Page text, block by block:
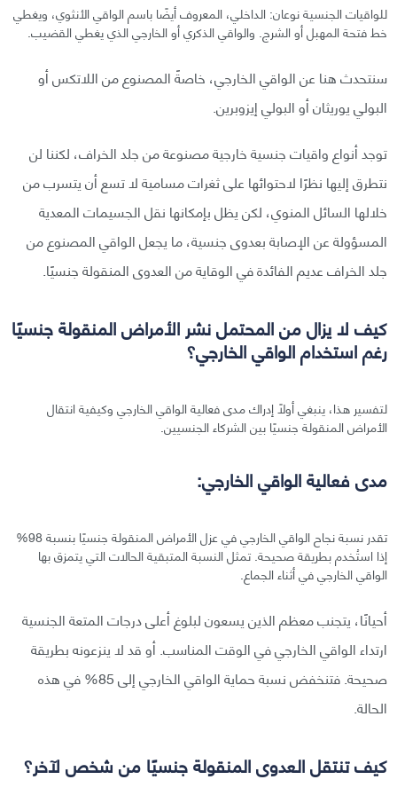
للواقيات الجنسية نوعان: الداخلي، المعروف أيضًا باسم الواقي الأنثوي، ويغطي
خط فتحة المهبل أو الشرج. والواقي الذكري أو الخارجي الذي يغطي القضيب.
سنتحدث هنا عن الواقي الخارجي، خاصةً المصنوع من اللاتكس أو
البولي يوريثان أو البولي إيزوبرين.
توجد أنواع واقيات جنسية خارجية مصنوعة من جلد الخراف، لكننا لن
نتطرق إليها نظرًا لاحتوائها على ثغرات مسامية لا تسع أن يتسرب من
خلالها السائل المنوي، لكن يظل بإمكانها نقل الجسيمات المعدية
المسؤولة عن الإصابة بعدوى جنسية، ما يجعل الواقي المصنوع من
جلد الخراف عديم الفائدة في الوقاية من العدوى المنقولة جنسيًا.
كيف لا يزال من المحتمل نشر الأمراض المنقولة جنسيًا
رغم استخدام الواقي الخارجي؟
لتفسير هذا، ينبغي أولًا إدراك مدى فعالية الواقي الخارجي وكيفية انتقال
الأمراض المنقولة جنسيًا بين الشركاء الجنسيين.
مدى فعالية الواقي الخارجي:
تقدر نسبة نجاح الواقي الخارجي في عزل الأمراض المنقولة جنسيًا بنسبة 98%
إذا استُخدم بطريقة صحيحة. تمثل النسبة المتبقية الحالات التي يتمزق بها
الواقي الخارجي في أثناء الجماع.
أحيانًا، يتجنب معظم الذين يسعون لبلوغ أعلى درجات المتعة الجنسية
ارتداء الواقي الخارجي في الوقت المناسب. أو قد لا ينزعونه بطريقة
صحيحة. فتنخفض نسبة حماية الواقي الخارجي إلى 85% في هذه
الحالة.
كيف تنتقل العدوى المنقولة جنسيًا من شخص لآخر؟